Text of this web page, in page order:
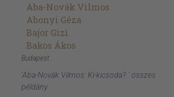
Aba-Novák Vilmos
Abonyi Géza
Bajor Gizi
Bakos Ákos
Budapest
'Aba-Novák Vilmos: Ki-kicsoda? ' összes
példány